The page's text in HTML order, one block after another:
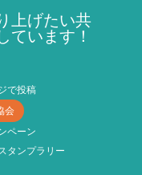
上げたい共
ています！
で投稿
会
ペーン
タンプラリー